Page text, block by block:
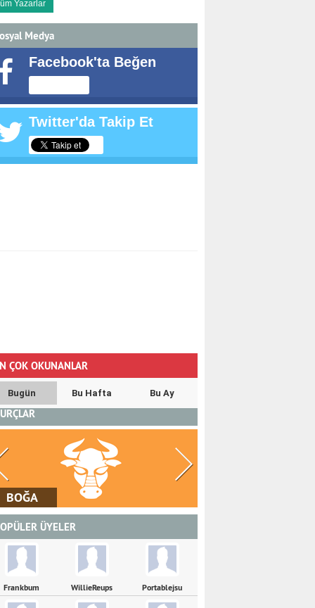
Yazarlar
Medya
Facebook'ta Beğen
Twitter'da Takip Et
ÇOK OKUNANLAR
Bugün Bu Hafta Bu Ay
BOĞA
ÜYELER
Frankbum WillieReups Portablejsu